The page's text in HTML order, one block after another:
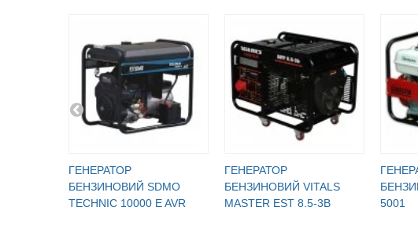
ГЕНЕРАТОР
БЕНЗИНОВИЙ SDMO
TECHNIC 10000 E AVR
ГЕНЕРАТОР
БЕНЗИНОВИЙ VITALS
MASTER EST 8.5-3B
5001